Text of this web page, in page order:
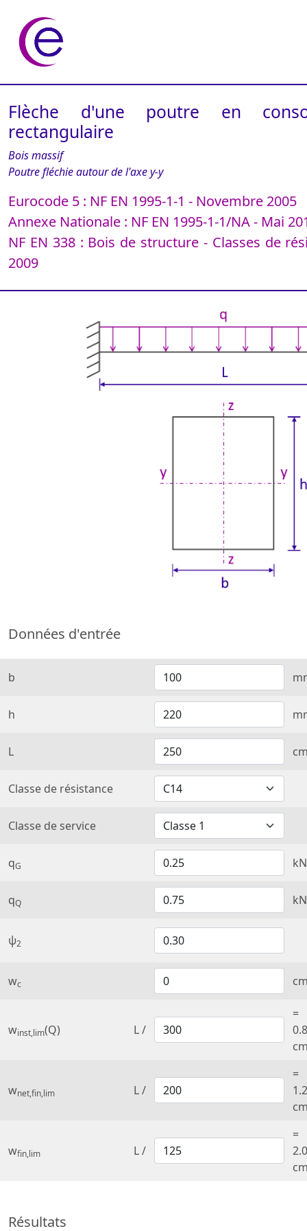
Flèche d'une poutre en
rectangulaire
Bois massif
Poutre fléchie autour de l'axe y-y
Eurocode 5 : NF EN 1995-1-1 - Novembre 2005
Annexe Nationale : NF EN 1995-1-1/NA - Mai
NF EN 338 : Bois de structure - Classes de
2009
Données d'entrée
b
h
L
Classe de résistance
Classe de service
qG
qQ
ψ2
wc
winst,lim(Q) L /
=
wnet,fin,lim L /
=
wfin,lim L /
=
Résultats